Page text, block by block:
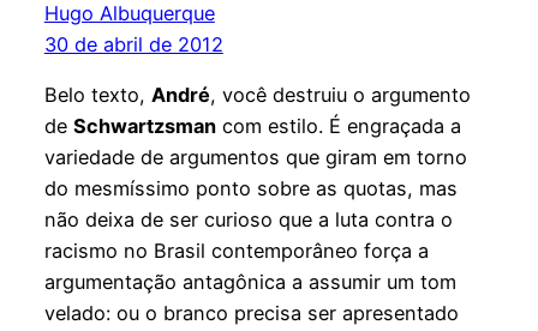
Hugo Albuquerque
30 de abril de 2012
Belo texto, André, você destruiu o argumento
de Schwartzsmancom estilo. É engraçada a
variedade de argumentos que giram em torno
do mesmíssimo ponto sobre as quotas, mas
não deixa de ser curioso que a luta contra o
racismo no Brasil contemporâneo força a
argumentação antagônica a assumir um tom
velado: ou o branco precisa ser apresentado